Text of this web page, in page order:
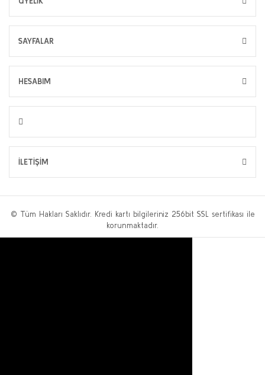
SAYFALAR
HESABIM
İLETİŞİM
© Tüm Hakları Saklıdır. Kredi kartı bilgileriniz 256bit SSL sertifikası ile
korunmaktadır.